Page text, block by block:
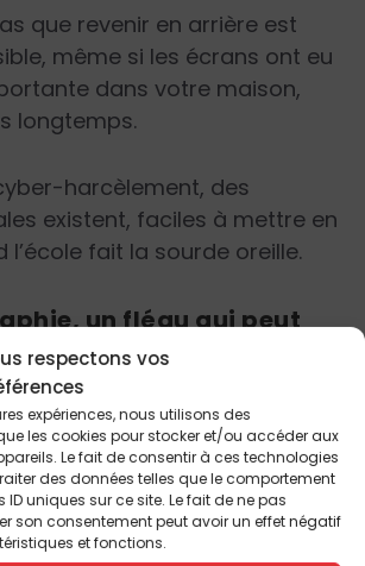
respectons vos
expériences, nous utilisons des
les cookies pour stocker et/ou accéder aux
Le fait de consentir à ces technologies
des données telles que le comportement
uniques sur ce site. Le fait de ne pas
son consentement peut avoir un effet négatif
et fonctions.
que revenir en arrière est
même si les écrans ont eu
dans votre maison,
longtemps.
harcèlement, des
existent, faciles à mettre en
fait la sourde oreille.
un fléau qui peut
le monde
majeurs du smartphone
facile à la pornographie. Il
pour être dépendant de
des décennies pour s’en